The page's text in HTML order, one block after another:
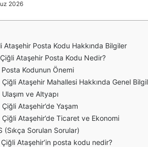
2026
Ataşehir Posta Kodu Hakkında Bilgiler
Çiğli Ataşehir Posta Kodu Nedir?
Posta Kodunun Önemi
Çiğli Ataşehir Mahallesi Hakkında Genel
Ulaşım ve Altyapı
Çiğli Ataşehir’de Yaşam
Çiğli Ataşehir’de Ticaret ve Ekonomi
(Sıkça Sorulan Sorular)
Çiğli Ataşehir’in posta kodu nedir?